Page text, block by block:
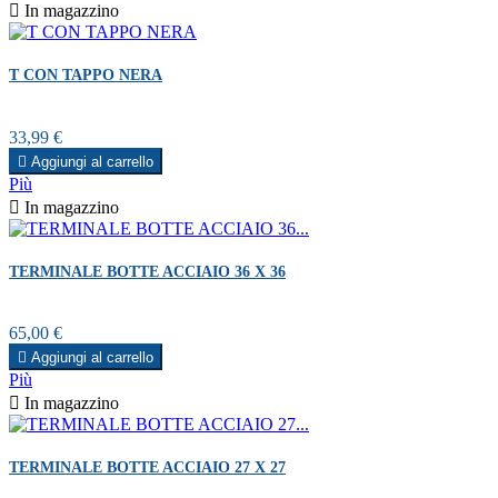
 In magazzino
T CON TAPPO NERA
Prezzo
33,99 €
 Aggiungi al carrello
Più
 In magazzino
TERMINALE BOTTE ACCIAIO 36 X 36
Prezzo
65,00 €
 Aggiungi al carrello
Più
 In magazzino
TERMINALE BOTTE ACCIAIO 27 X 27